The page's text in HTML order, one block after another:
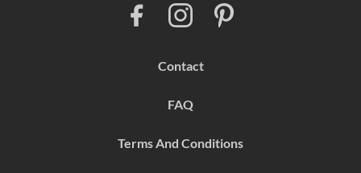
Contact
FAQ
Terms And Conditions
I
n
g
a
m